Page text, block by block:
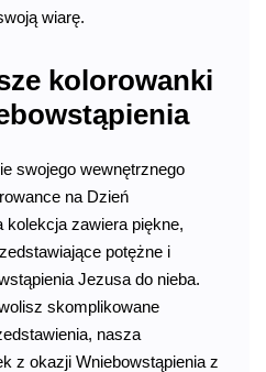
wiarę.
kolorowanki
swojego wewnętrznego
na Dzień
kolekcja zawiera piękne,
potężne i
Jezusa do nieba.
skomplikowane
nasza
z okazji Wniebowstąpienia z